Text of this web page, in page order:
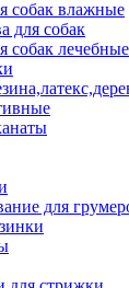
собак влажные
для собак
собак лечебные
для